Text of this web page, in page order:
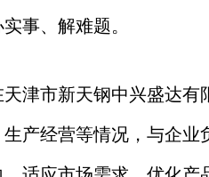
实事、解难题。
天津市新天钢中兴盛达有
产经营等情况， 与企业